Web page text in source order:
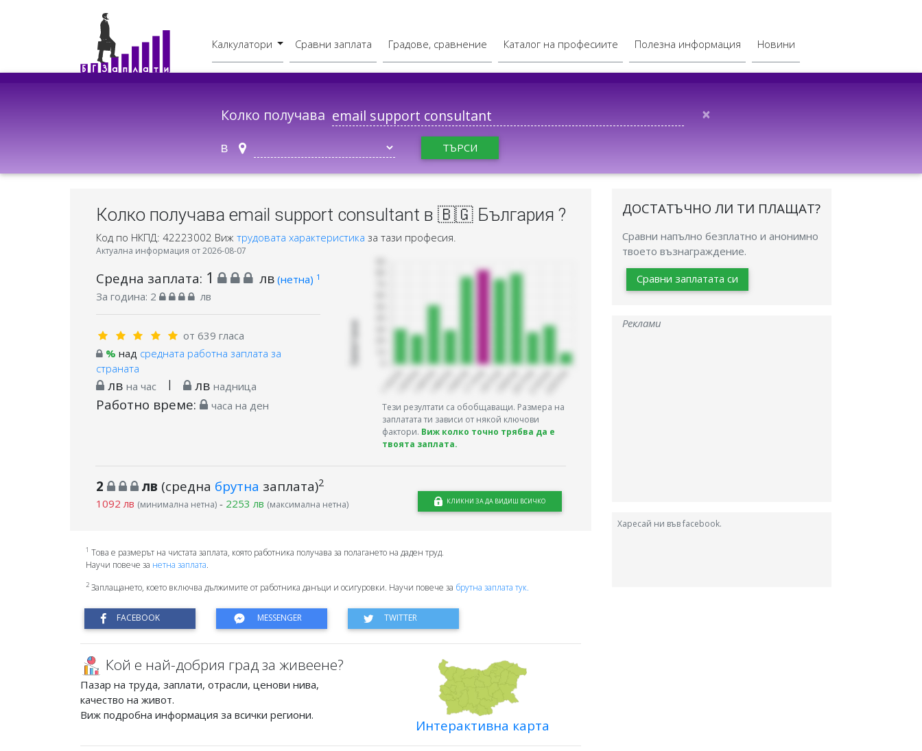
Калкулатори Сравни заплата Градове, сравнение Каталог на професиите Полезна информация Новини
Колко получава ×
в ТЪРСИ
Колко получава email support consultant в 🇧🇬 България ?
Код по НКПД: 42223002 Виж трудовата характеристика за тази професия.
Актуална информация от 2026-08-07
Средна заплата: 1 лв (нетна) 1
За година: 2 лв
от 639 гласа
% над средната работна заплата за
страната
лв на час | лв надница
Работно време: часа на ден
Тези резултати са обобщаващи. Размера на
заплатата ти зависи от някой ключови
фактори. Виж колко точно трябва да е
твоята заплата.
2 лв (средна брутна заплата)2
1092 лв (минимална нетна)- 2253 лв (максимална нетна) КЛИКНИ ЗА ДА ВИДИШ ВСИЧКО
1 Това е размерът на чистата заплата, която работника получава за полагането на даден труд.
Научи повече за нетна заплата.
2Заплащането, което включва дължимите от работника данъци и осигуровки. Научи повече за брутна заплата тук.
Кой е най-добрия град за живеене?
Пазар на труда, заплати, отрасли, ценови нива,
качество на живот.
Виж подробна информация за всички региони.
Интерактивна карта
ДОСТАТЪЧНО ЛИ ТИ ПЛАЩАТ?
Сравни напълно безплатно и анонимно
твоето възнаграждение.
Сравни заплатата си
Реклами
Харесай ни във facebook.